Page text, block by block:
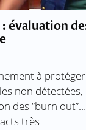
: évaluation
à
non
des “burn
très